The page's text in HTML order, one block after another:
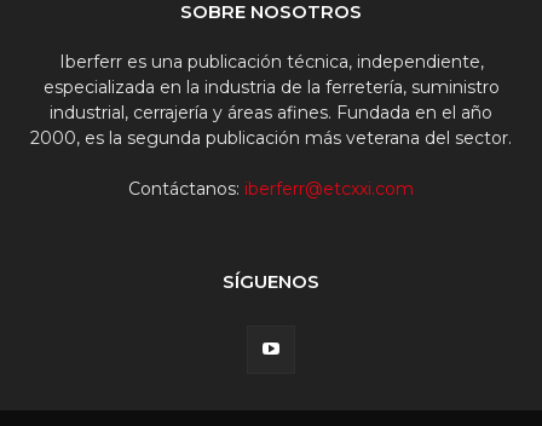
SOBRE NOSOTROS
Iberferr es una publicación técnica, independiente,
especializada en la industria de la ferretería, suministro
industrial, cerrajería y áreas afines. Fundada en el año
2000, es la segunda publicación más veterana del sector.
Contáctanos: iberferr@etcxxi.com
SÍGUENOS